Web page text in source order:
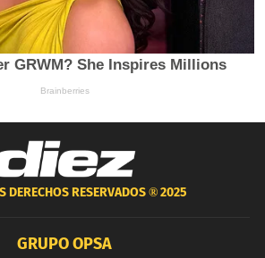
DERECHOS RESERVADOS ®2025
GRUPO OPSA